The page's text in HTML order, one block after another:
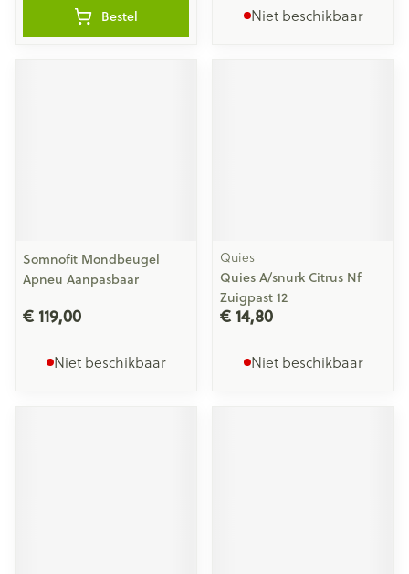
Bestel Niet beschikbaar
Somnofit Mondbeugel
Apneu Aanpasbaar
€ 119,00
Niet beschikbaar
Quies
Quies A/snurk Citrus Nf
Zuigpast 12
€ 14,80
Niet beschikbaar